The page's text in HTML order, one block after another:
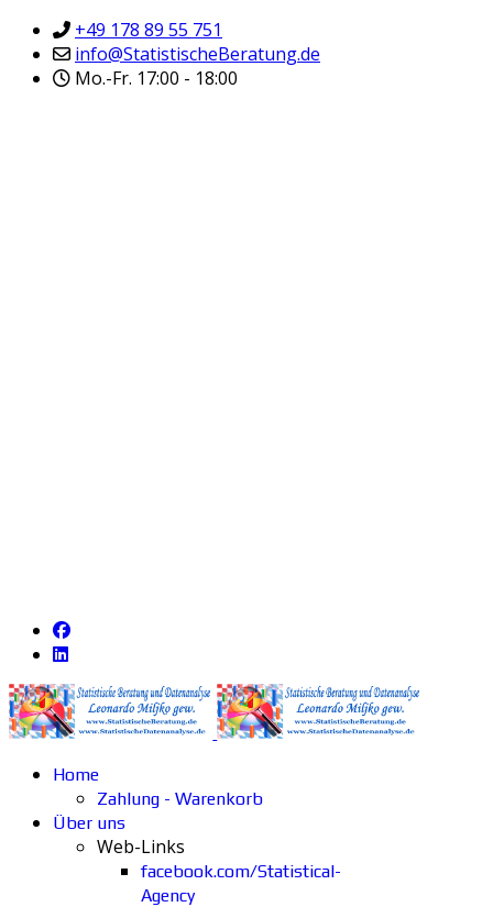
+49 178 89 55 751
info@StatistischeBeratung.de
Mo.-Fr. 17:00 - 18:00
Home
Zahlung - Warenkorb
Über uns
Web-Links
facebook.com/Statistical-
Agency